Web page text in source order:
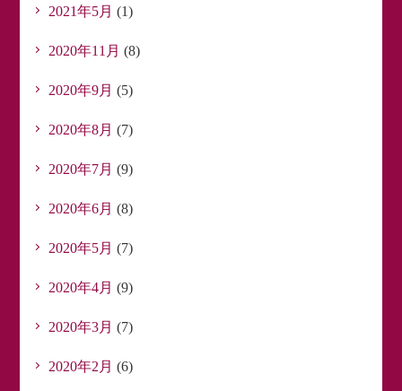
2021年5月 (1)
2020年11月 (8)
2020年9月 (5)
2020年8月 (7)
2020年7月 (9)
2020年6月 (8)
2020年5月 (7)
2020年4月 (9)
2020年3月 (7)
2020年2月 (6)